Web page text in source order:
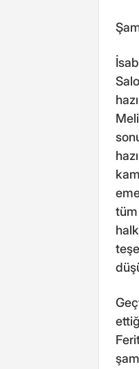
tüm